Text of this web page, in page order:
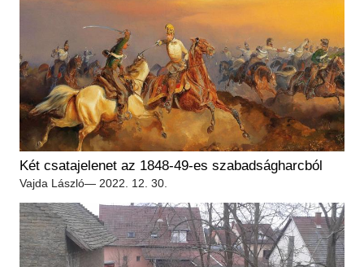
Két csatajelenet az 1848-49-es szabadságharcból
Vajda László— 2022. 12. 30.